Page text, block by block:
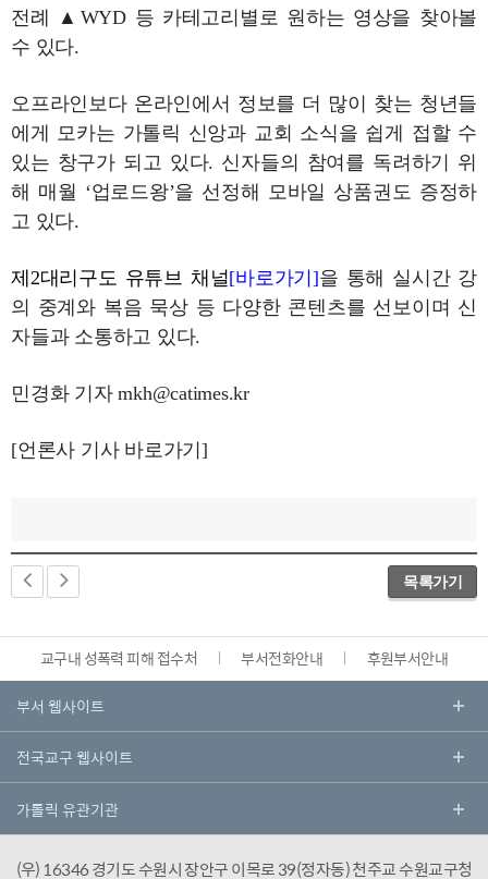
전례 ▲WYD 등 카테고리별로 원하는 영상을 찾아볼
수 있다.
오프라인보다 온라인에서 정보를 더 많이 찾는 청년들
에게 모카는 가톨릭 신앙과 교회 소식을 쉽게 접할 수
있는 창구가 되고 있다. 신자들의 참여를 독려하기 위
해 매월 ‘업로드왕’을 선정해 모바일 상품권도 증정하
고 있다.
제2대리구도 유튜브 채널[바로가기]을 통해 실시간 강
의 중계와 복음 묵상 등 다양한 콘텐츠를 선보이며 신
자들과 소통하고 있다.
민경화 기자 mkh@catimes.kr
[언론사 기사 바로가기]
목록가기
교구내 성폭력 피해 접수처 부서전화안내 후원부서안내
(우) 16346 경기도 수원시 장안구 이목로 39(정자동) 천주교 수원교구청